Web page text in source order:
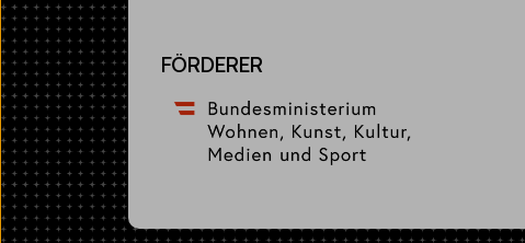
FÖRDERER